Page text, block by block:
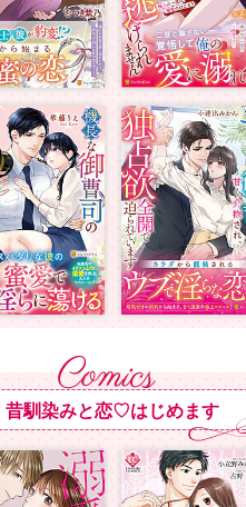
昔馴染みと恋♡はじめます